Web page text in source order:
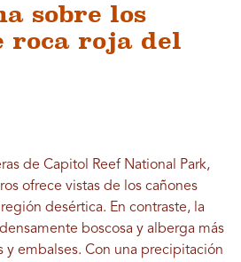
sobre los
roca roja del
de Capitol Reef National Park,
ofrece vistas de los cañones
desértica. En contraste, la
boscosa y alberga más
y embalses. Con una precipitación